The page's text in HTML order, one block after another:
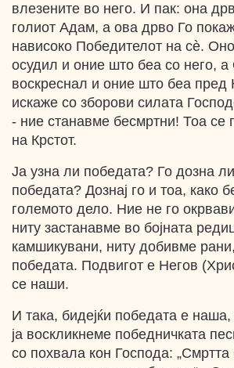
влезените во него. И пак: она
голиот Адам, а ова дрво Го
нависоко Победителот на сѐ.
осудил и оние што беа со него, а
воскреснал и оние што беа пред
искаже со зборови силата
- ние станавме бесмртни! Тоа се
на Крстот.
Ја узна ли победата? Го дозна
победата? Дознај го и тоа, како
големото дело. Ние не го
ниту застанавме во бојната
камшикувани, ниту добивме
победата. Подвигот е Негов
се наши.
И така, бидејќи победата е
ја воскликнеме победничката
со похвала кон Господа: